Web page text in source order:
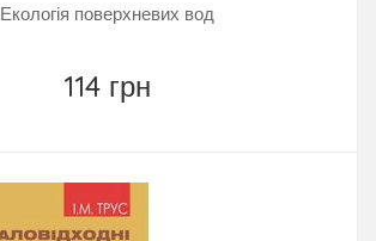
Екологія поверхневих вод
114 грн